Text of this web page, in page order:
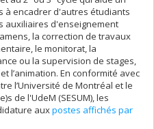
à encadrer d'autres étudiants
auxiliaires d'enseignement
la correction de travaux
le monitorat, la
ou la supervision de stages,
l’animation. En conformité avec
l’Université de Montréal et le
de l'UdeM (SESUM), les
auxpostes affichés par